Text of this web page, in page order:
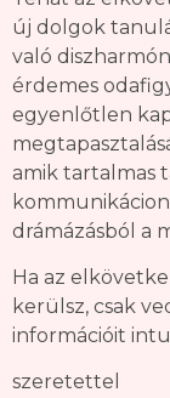
új dolgok
való
érdemes
egyenlőtlen
amik tartalmas
drámázásból a
Ha az
kerülsz, csak
információit
szeretettel